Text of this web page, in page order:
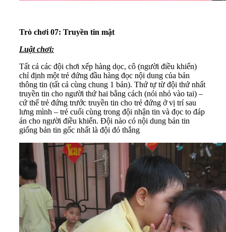
Trò chơi 07: Truyền tin mật
Luật chơi:
Tất cả các đội chơi xếp hàng dọc, cô (người điều khiển)
chỉ định một trẻ đứng đầu hàng đọc nội dung của bản
thông tin (tất cả cùng chung 1 bản). Thứ tự từ đội thứ nhất
truyền tin cho người thứ hai bằng cách (nói nhỏ vào tai) –
cứ thế trẻ đứng trước truyền tin cho trẻ đứng ở vị trí sau
lưng mình – trẻ cuối cùng trong đội nhận tin và đọc to đáp
án cho người điều khiển. Đội nào có nội dung bản tin
giống bản tin gốc nhất là đội đó thắng